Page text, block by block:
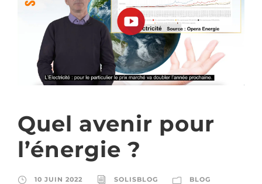
Quel avenir pour
l’énergie ?
10 JUIN 2022 SOLISBLOG BLOG